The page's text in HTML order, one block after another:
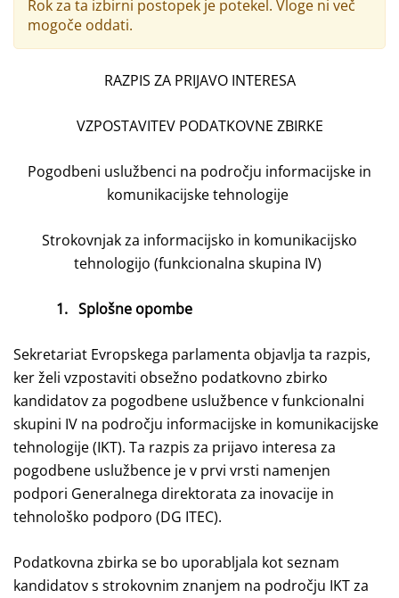
Rok za ta izbirni postopek je potekel. Vloge ni več
mogoče oddati.
RAZPIS ZA PRIJAVO INTERESA
VZPOSTAVITEV PODATKOVNE ZBIRKE
Pogodbeni uslužbenci na področju informacijske in
komunikacijske tehnologije
Strokovnjak za informacijsko in komunikacijsko
tehnologijo (funkcionalna skupina IV)
1. Splošne opombe
Sekretariat Evropskega parlamenta objavlja ta razpis,
ker želi vzpostaviti obsežno podatkovno zbirko
kandidatov za pogodbene uslužbence v funkcionalni
skupini IV na področju informacijske in komunikacijske
tehnologije (IKT). Ta razpis za prijavo interesa za
pogodbene uslužbence je v prvi vrsti namenjen
podpori Generalnega direktorata za inovacije in
tehnološko podporo (DG ITEC).
Podatkovna zbirka se bo uporabljala kot seznam
kandidatov s strokovnim znanjem na področju IKT za